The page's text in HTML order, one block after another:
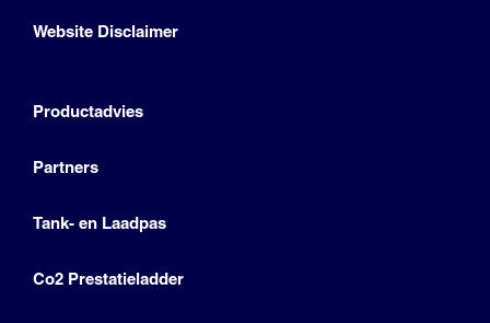
Website Disclaimer
Productadvies
Partners
Tank- en Laadpas
Co2 Prestatieladder